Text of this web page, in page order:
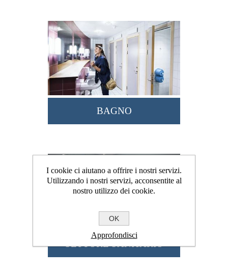
BAGNO
SETTORE SANITARIO
I cookie ci aiutano a offrire i nostri servizi.
Utilizzando i nostri servizi, acconsentite al
nostro utilizzo dei cookie.
OK
Approfondisci